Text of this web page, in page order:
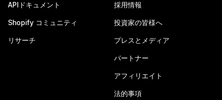
APIドキュメント
Shopify コミュニティ
リサーチ
採用情報
投資家の皆様へ
プレスとメディア
パートナー
アフィリエイト
法的事項